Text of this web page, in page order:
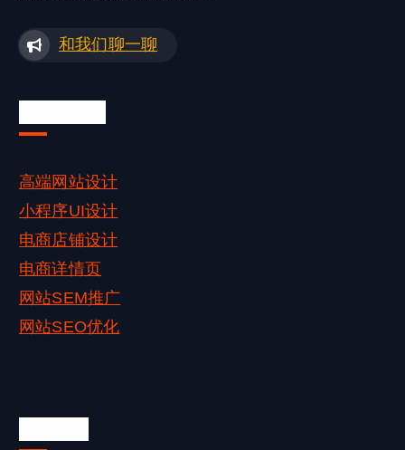
和我们聊一聊
高端网站设计
小程序UI设计
电商店铺设计
电商详情页
网站SEM推广
网站SEO优化